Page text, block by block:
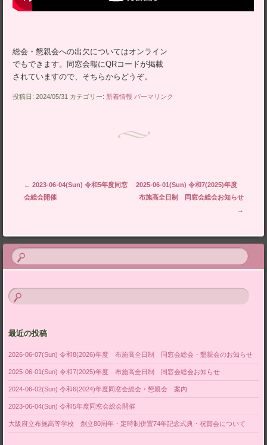
総会・懇親会への出欠についてはオンライン
でもできます。同窓会報にQRコードが掲載
されていますので、そちらからどうぞ。
投稿日: 2024/05/31 カテゴリー: 新着情報 パーマリンク
投稿ナビゲーション
← 2023-06-04(Sun) 令和5年度同窓
会総会開催
2025-06-01(Sun) 令和7(2025)年度
布施高全日制 同窓会総会お知らせ
→
最近の投稿
2026-06-07(Sun) 令和8(2026)年度 布施高全日制 同窓会総会・懇親会のお知らせ
2025-06-01(Sun) 令和7(2025)年度 布施高全日制 同窓会総会お知らせ
2024-06-02(Sun) 令和6(2024)年度同窓会総会・懇親会 案内
2023-06-04(Sun) 令和5年度同窓会総会開催
大阪府立布施高等学校 創立80周年・定時制併置74年記念式典・祝賀会について